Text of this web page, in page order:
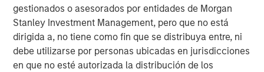
gestionados o asesorados por entidades de Morgan
Stanley Investment Management, pero que no está
dirigida a, no tiene como fin que se distribuya entre, ni
debe utilizarse por personas ubicadas en jurisdicciones
en que no esté autorizada la distribución de los
ARTÍCULOS RELACIONADOS
WEBINAR
The BEAT™ Quarterly Webinar – July 2026